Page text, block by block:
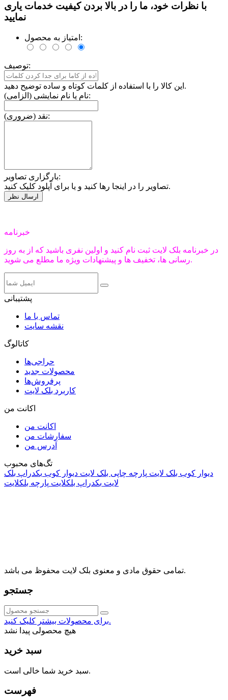
با نظرات خود، ما را در بالا بردن کیفیت خدمات یاری
نمایید
امتیاز به محصول:
توصیف:
این کالا را با استفاده از کلمات کوتاه و ساده توضیح دهید.
نام یا نام نمایشی (الزامی):
نقد (ضروری):
بارگزاری تصاویر:
تصاویر را در اینجا رها کنید و یا برای آپلود کلیک کنید.
خبرنامه
در خبرنامه بلک لایت ثبت نام کنید و اولین نفری باشید که از به روز
رسانی ها، تخفیف ها و پیشنهادات ویژه ما مطلع می شوید.
پشتیبانی
تماس با ما
نقشه سایت
کاتالوگ
حراجی‌ها
محصولات جدید
پرفروش‌ها
کاربرد بلک لایت
اکانت من
اکانت من
سفارشات من
آدرس من
تگ‌های محبوب
دیوار کوب بلک لایت پارچه چاپی بلک لایت دیوار کوب بکدراپ بلک
لایت بکدراپ بلکلایت پارچه بلکلایت
تمامی حقوق مادی و معنوی بلک لایت محفوظ می باشد.
جستجو
برای محصولات بیشتر کلیک کنید.
هیچ محصولی پیدا نشد
سبد خرید
سبد خرید شما خالی است.
فهرست